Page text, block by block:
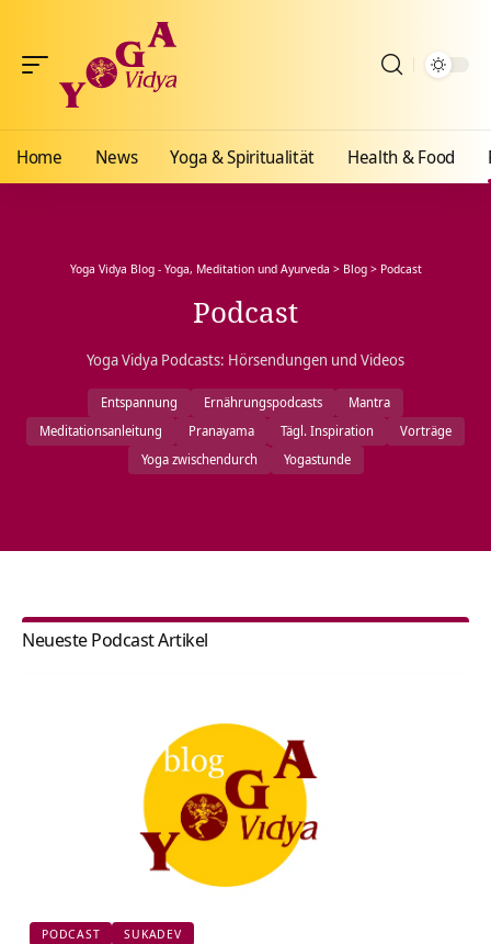
Home News Yoga & Spiritualität Health & Food
Yoga Vidya Blog - Yoga, Meditation und Ayurveda > Blog> Podcast
Podcast
Yoga Vidya Podcasts: Hörsendungen und Videos
Entspannung Ernährungspodcasts
Mantra
Meditationsanleitung
Pranayama Tägl. Inspiration
Vorträge
Yoga zwischendurch
Yogastunde
Neueste Podcast Artikel
PODCAST SUKADEV